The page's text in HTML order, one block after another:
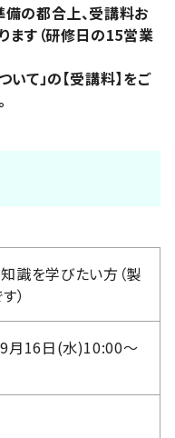
備の都合上、受講料お
ます（研修日の15営業
て」の【受講料】をご
識を学びたい方（製
）
月16日(水)10:00～